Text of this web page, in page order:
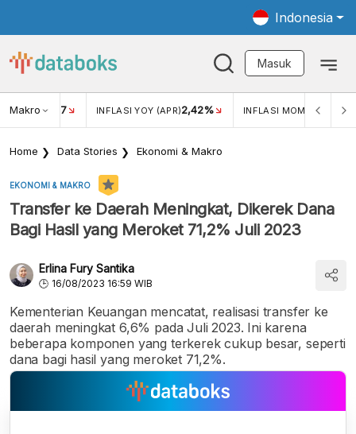
Indonesia
Masuk
Makro
USD/IDR 17 INFLASI YOY (APR)2,42% INFLASI MOM (MAR)
Home Data Stories Ekonomi & Makro
EKONOMI & MAKRO
Transfer ke Daerah Meningkat, Dikerek Dana
Bagi Hasil yang Meroket 71,2% Juli 2023
Erlina Fury Santika
16/08/2023 16:59 WIB
Kementerian Keuangan mencatat, realisasi transfer ke
daerah meningkat 6,6% pada Juli 2023. Ini karena
beberapa komponen yang terkerek cukup besar, seperti
dana bagi hasil yang meroket 71,2%.